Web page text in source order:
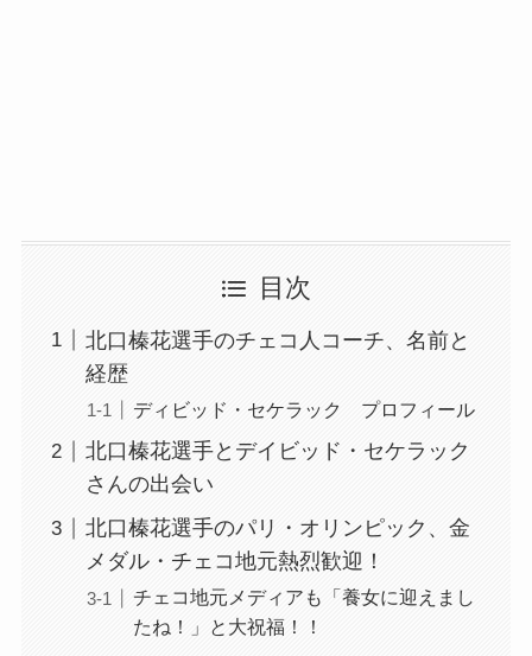
目次
北口榛花選手のチェコ人コーチ、名前と
経歴
ディビッド・セケラック プロフィール
北口榛花選手とデイビッド・セケラック
さんの出会い
北口榛花選手のパリ・オリンピック、金
メダル・チェコ地元熱烈歓迎！
チェコ地元メディアも「養女に迎えまし
たね！」と大祝福！！